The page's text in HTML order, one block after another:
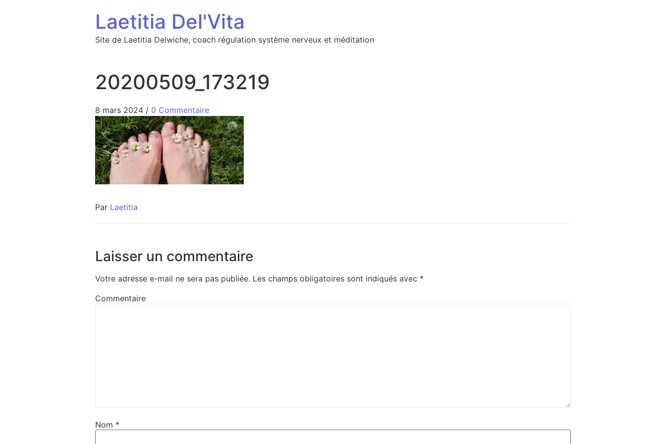
Laetitia Del'Vita
Site de Laetitia Delwiche, coach régulation système nerveux et méditation
20200509_173219
8 mars 2024 / 0 Commentaire
Par Laetitia
Laisser un commentaire
Votre adresse e-mail ne sera pas publiée. Les champs obligatoires sont indiqués avec *
Commentaire
Nom *